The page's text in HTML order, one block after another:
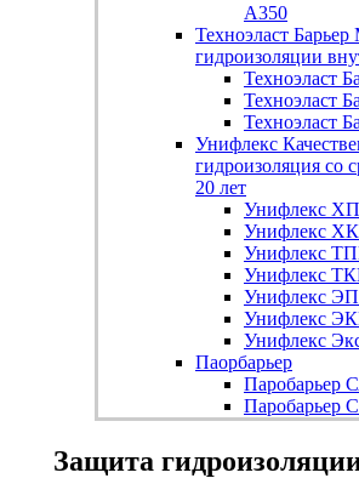
А350
Техноэласт Барьер
гидроизоляции
Техноэласт
Техноэласт
Техноэласт
Унифлекс
гидроизоляция со
20 лет
Унифлекс
Унифлекс
Унифлекс
Унифлекс
Унифлекс
Унифлекс
Унифлекс
Паорбарьер
Паробарьер
Паробарьер
Защита